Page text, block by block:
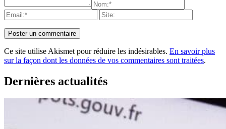
Ce site utilise Akismet pour réduire les indésirables. En savoir plus
sur la façon dont les données de vos commentaires sont traitées.
Dernières actualités